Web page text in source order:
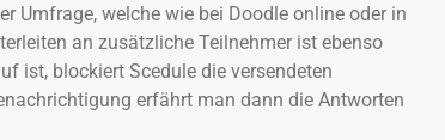
Umfrage, welche wie bei Doodle online oder in
an zusätzliche Teilnehmer ist ebenso
ist, blockiert Scedule die versendeten
erfährt man dann die Antworten